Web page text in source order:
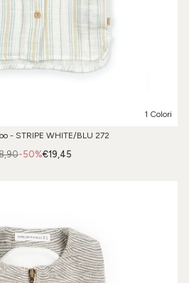
1 Colori
- STRIPE WHITE/BLU 272
-50%€19,45